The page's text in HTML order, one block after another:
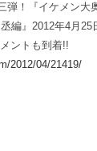
弾！『イケメン大
』2012年4月25
ントも到着!!
2012/04/21419/